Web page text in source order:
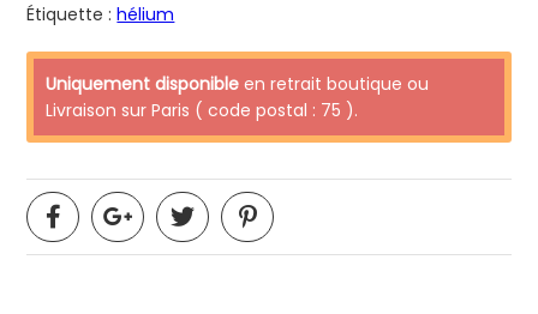
Étiquette :hélium
Uniquement disponible en retrait boutique ou
Livraison sur Paris ( code postal : 75 ).